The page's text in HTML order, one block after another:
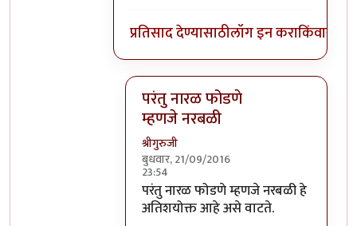
प्रतिसाद देण्यासाठीलॉग इन कराकिंवा
परंतु नारळ फोडणे
म्हणजे नरबळी
श्रीगुरुजी
बुधवार, 21/09/2016
23:54
In reply toमला शास्त्रार्थ वगैरे काही
परंतु नारळ फोडणे म्हणजे नरबळी हे
अतिशयोक्त आहे असे वाटते.